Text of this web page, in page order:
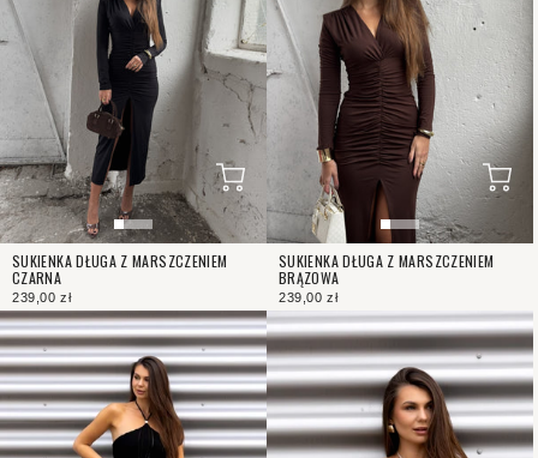
SUKIENKA DŁUGA Z MARSZCZENIEM
CZARNA
239,00 zł
SUKIENKA DŁUGA Z MARSZCZENIEM
BRĄZOWA
239,00 zł